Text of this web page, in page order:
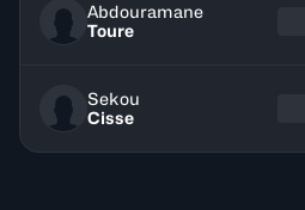
Abdouramane
Toure
Sekou
Cisse